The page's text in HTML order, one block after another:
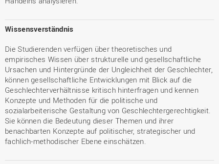
Wissensverständnis
Die Studierenden verfügen über theoretisches und
empirisches Wissen über strukturelle und gesellschaftliche
Ursachen und Hintergründe der Ungleichheit der Geschlechter,
können gesellschaftliche Entwicklungen mit Blick auf die
Geschlechterverhältnisse kritisch hinterfragen und kennen
Konzepte und Methoden für die politische und
sozialarbeiterische Gestaltung von Geschlechtergerechtigkeit.
Sie können die Bedeutung dieser Themen und ihrer
benachbarten Konzepte auf politischer, strategischer und
fachlich-methodischer Ebene einschätzen.